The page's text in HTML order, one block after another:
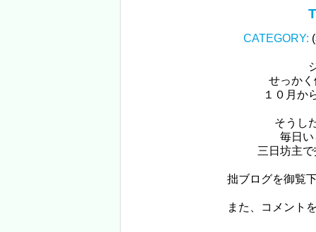
CATEGORY:
せっか
１０月か
そうし
毎日
三日坊主
拙ブログを御覧
また、コメント